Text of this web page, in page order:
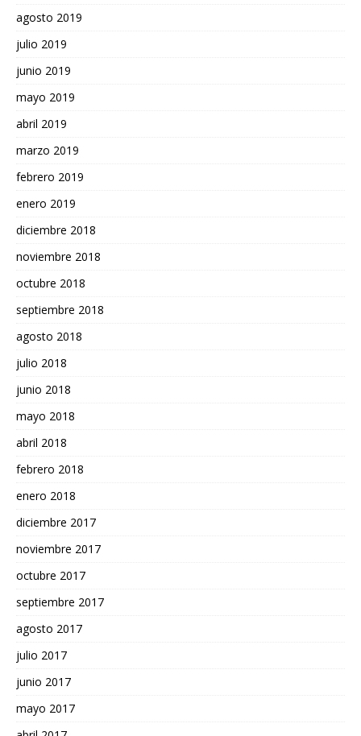
agosto 2019
julio 2019
junio 2019
mayo 2019
abril 2019
marzo 2019
febrero 2019
enero 2019
diciembre 2018
noviembre 2018
octubre 2018
septiembre 2018
agosto 2018
julio 2018
junio 2018
mayo 2018
abril 2018
febrero 2018
enero 2018
diciembre 2017
noviembre 2017
octubre 2017
septiembre 2017
agosto 2017
julio 2017
junio 2017
mayo 2017